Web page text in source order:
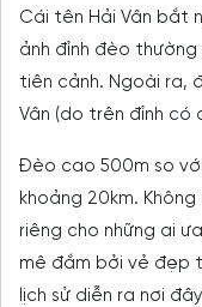
Cái tên Hải Vân bắt
ảnh đỉnh đèo
tiên cảnh. Ngoài ra,
Vân (do trên đỉnh có
Đèo cao 500m so
khoảng 20km.
riêng cho những ai
mê đắm bởi vẻ đẹp
lịch sử diễn ra nơi